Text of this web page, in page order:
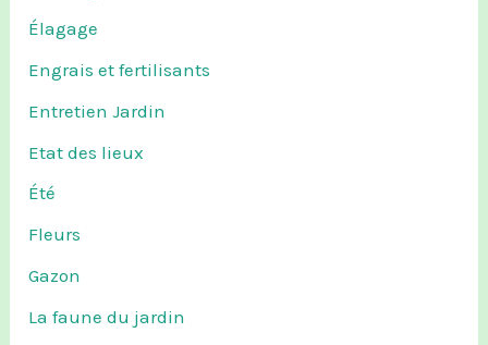
Élagage
Engrais et fertilisants
Entretien Jardin
Etat des lieux
Été
Fleurs
Gazon
La faune du jardin